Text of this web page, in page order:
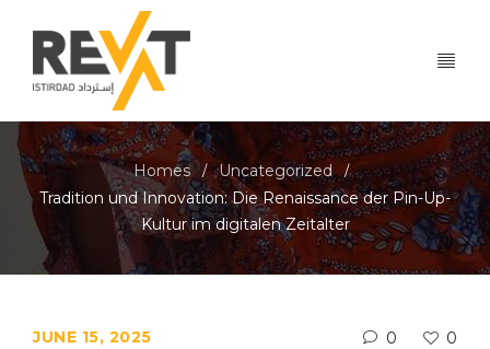
Homes / Uncategorized /
Tradition und Innovation: Die Renaissance der Pin-Up-
Kultur im digitalen Zeitalter
JUNE 15, 2025 0 0